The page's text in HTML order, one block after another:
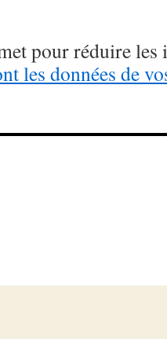
pour réduire les
les données de